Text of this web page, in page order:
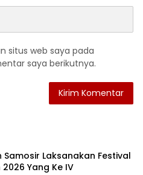
situs web saya pada
saya berikutnya.
Laksanakan Festival
Yang Ke IV